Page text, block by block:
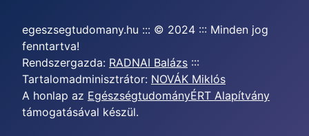
egeszsegtudomany.hu ::: © 2024 ::: Minden jog
fenntartva!
Rendszergazda: RADNAI Balázs :::
Tartalomadminisztrátor: NOVÁK Miklós
A honlap az EgészségtudományÉRT Alapítvány
támogatásával készül.